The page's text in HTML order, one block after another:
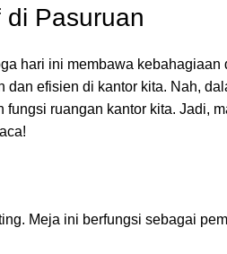
di Pasuruan
hari ini membawa kebahagiaan
efisien di kantor kita. Nah,
fungsi ruangan kantor kita. Jadi,
Meja ini berfungsi sebagai